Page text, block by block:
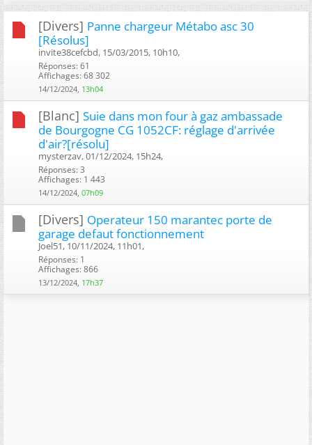
[Divers] Panne chargeur Métabo asc 30
[Résolus]
invite38cefcbd, 15/03/2015, 10h10, ‎
Réponses: 61
Affichages: 68 302
14/12/2024, 13h04
[Blanc] Suie dans mon four à gaz ambassade
de Bourgogne CG 1052CF: réglage d'arrivée
d'air?[résolu]
mysterzav, 01/12/2024, 15h24, ‎
Réponses: 3
Affichages: 1 443
14/12/2024, 07h09
[Divers] Operateur 150 marantec porte de
garage defaut fonctionnement
Joel51, 10/11/2024, 11h01, ‎
Réponses: 1
Affichages: 866
13/12/2024, 17h37